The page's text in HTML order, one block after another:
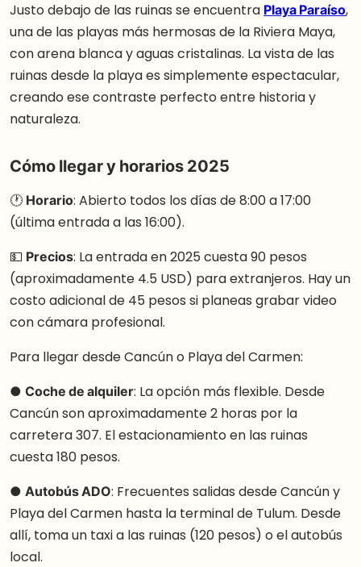
Justo debajo de las ruinas se encuentra Playa Paraíso,
una de las playas más hermosas de la Riviera Maya,
con arena blanca y aguas cristalinas. La vista de las
ruinas desde la playa es simplemente espectacular,
creando ese contraste perfecto entre historia y
naturaleza.
Cómo llegar y horarios 2025
🕐 Horario: Abierto todos los días de 8:00 a 17:00
(última entrada a las 16:00).
💵 Precios: La entrada en 2025 cuesta 90 pesos
(aproximadamente 4.5 USD) para extranjeros. Hay un
costo adicional de 45 pesos si planeas grabar video
con cámara profesional.
Para llegar desde Cancún o Playa del Carmen:
● Coche de alquiler: La opción más flexible. Desde
Cancún son aproximadamente 2 horas por la
carretera 307. El estacionamiento en las ruinas
cuesta 180 pesos.
● Autobús ADO: Frecuentes salidas desde Cancún y
Playa del Carmen hasta la terminal de Tulum. Desde
allí, toma un taxi a las ruinas (120 pesos) o el autobús
local.